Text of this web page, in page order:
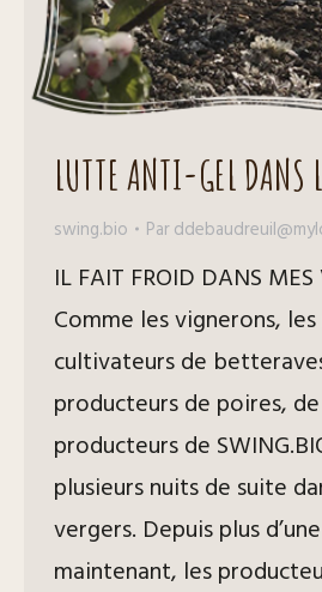
LUTTE ANTI-GEL DANS
swing.bio Par
IL FAIT FROID DANS MES
Comme les vignerons,
cultivateurs de
producteurs de poires,
producteurs de
plusieurs nuits de suite
vergers. Depuis plus
maintenant, les